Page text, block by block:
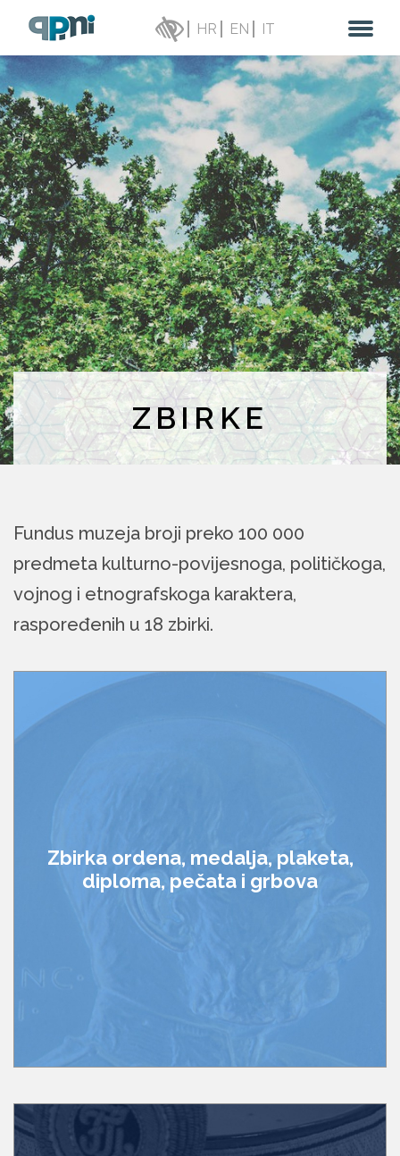
HR EN IT
ZBIRKE
Fundus muzeja broji preko 100 000
predmeta kulturno-povijesnoga, političkoga,
vojnog i etnografskoga karaktera,
raspoređenih u 18 zbirki.
Zbirka ordena, medalja, plaketa,
diploma, pečata i grbova